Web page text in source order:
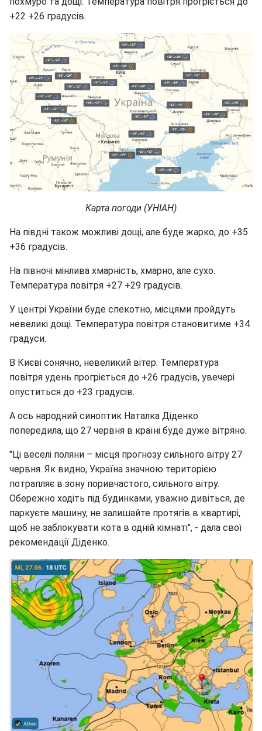
+22 +26 градусів.
Карта погоди (УНІАН)
На півдні також можливі дощі, але буде жарко, до +35
+36 градусів.
На півночі мінлива хмарність, хмарно, але сухо.
Температура повітря +27 +29 градусів.
У центрі України буде спекотно, місцями пройдуть
невеликі дощі. Температура повітря становитиме +34
градуси.
В Києві сонячно, невеликий вітер. Температура
повітря удень прогріється до +26 градусів, увечері
опуститься до +23 градусів.
А ось народний синоптик Наталка Діденко
попередила, що 27 червня в країні буде дуже вітряно.
"Ці веселі поляни – місця прогнозу сильного вітру 27
червня. Як видно, Україна значною територією
потрапляє в зону поривчастого, сильного вітру.
Обережно ходіть під будинками, уважно дивіться, де
паркуєте машину, не залишайте протягів в квартирі,
щоб не заблокувати кота в одній кімнаті", - дала свої
рекомендації Діденко.